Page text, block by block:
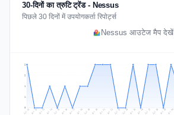
30-दिनों का त्रुटि ट्रेंड - Nessus
पिछले 30 दिनों में उपयोगकर्ता रिपोर्ट्स
Nessus आउटेज मैप देखें
1
1
2
2
Jul 11 Jul 12 Jul 13 Jul 14 Jul 15 Jul 16 Jul 17 Jul 18 Jul 19 Jul 20 Jul 21 Jul 22 Jul 23 Jul 24 Jul 25 Jul 26 Jul 27 Jul 28 Jul 29 Jul 30